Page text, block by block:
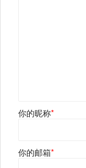
你的昵称*
你的邮箱*